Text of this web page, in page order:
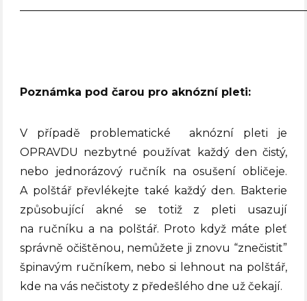
Poznámka pod čarou pro aknózní pleti:
V případě problematické
aknózní pleti je
OPRAVDU nezbytné používat každý den čistý,
nebo jednorázový ručník na osušení obličeje.
A polštář převlékejte také každý den. Bakterie
způsobující akné se totiž z pleti usazují
na ručníku a na polštář. Proto když máte pleť
správně očištěnou, nemůžete ji znovu “znečistit”
špinavým ručníkem, nebo si lehnout na polštář,
kde na vás nečistoty z předešlého dne už čekají.